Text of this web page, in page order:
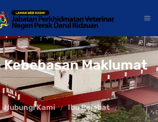
Kebebasan Maklumat
Hubungi Kami
Ibu Pejabat